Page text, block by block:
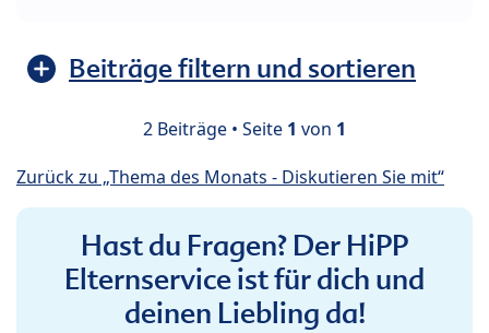
Beiträge filtern und sortieren
2 Beiträge • Seite 1 von 1
Zurück zu „Thema des Monats - Diskutieren Sie mit“
Hast du Fragen? Der HiPP
Elternservice ist für dich und
deinen Liebling da!